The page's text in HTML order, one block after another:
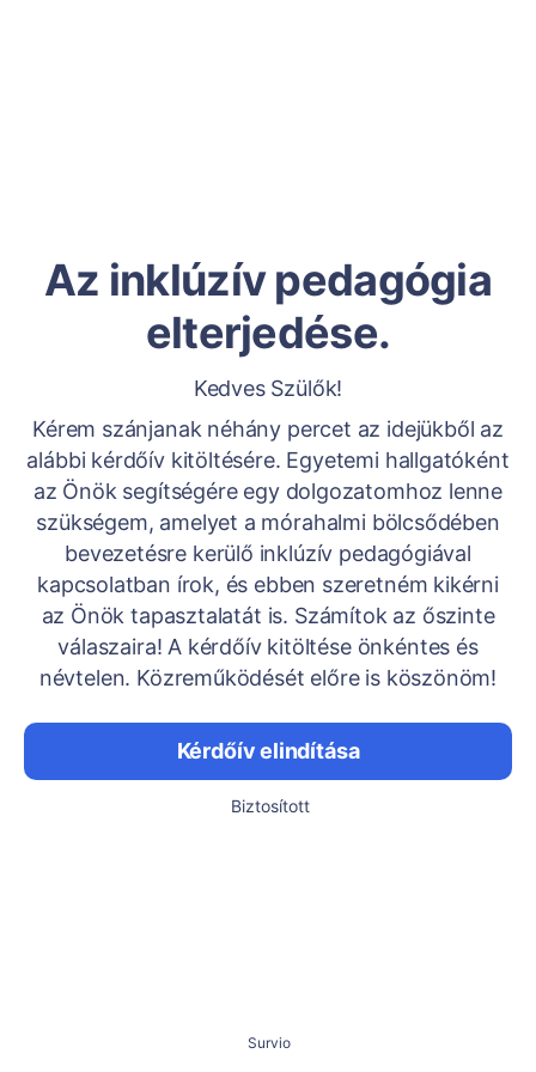
Az inklúzív pedagógia
elterjedése.
Kedves Szülők!
Kérem szánjanak néhány percet az idejükből az
alábbi kérdőív kitöltésére. Egyetemi hallgatóként
az Önök segítségére egy dolgozatomhoz lenne
szükségem, amelyet a mórahalmi bölcsődében
bevezetésre kerülő inklúzív pedagógiával
kapcsolatban írok, és ebben szeretném kikérni
az Önök tapasztalatát is. Számítok az őszinte
válaszaira! A kérdőív kitöltése önkéntes és
névtelen. Közreműködését előre is köszönöm!
Kérdőív elindítása
Biztosított
Survio